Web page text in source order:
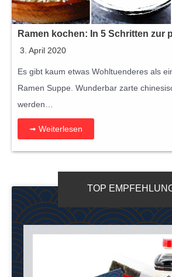
Ramen kochen: In 5 Schritten zur
3. April 2020
Es gibt kaum etwas Wohltuenderes als
Ramen Suppe. Wunderbar zarte
werden…
➟ Weiterlesen
TOP